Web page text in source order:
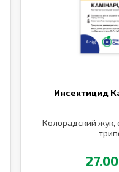
Инсектицид
Колорадский жук,
27.00